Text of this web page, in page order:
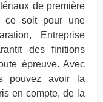
de première
ce soit pour une
Entreprise
des finitions
épreuve. Avec
pouvez avoir la
en compte, de la